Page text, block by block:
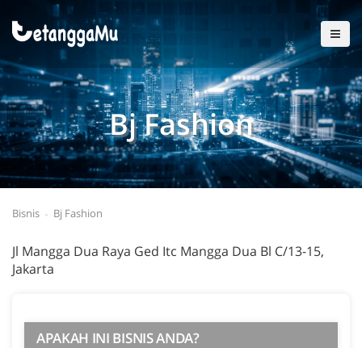
Bj Fashion
Bisnis Bj Fashion
Jl Mangga Dua Raya Ged Itc Mangga Dua Bl C/13-15,
Jakarta
APAKAH INI BISNIS ANDA?